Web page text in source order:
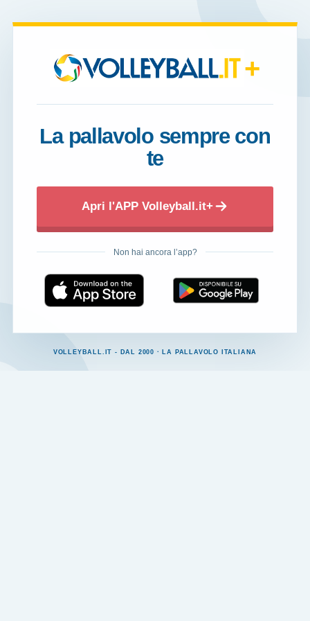
+
La pallavolo sempre con
te
Apri l'APP Volleyball.it+
Non hai ancora l’app?
VOLLEYBALL.IT - DAL 2000 · LA PALLAVOLO ITALIANA